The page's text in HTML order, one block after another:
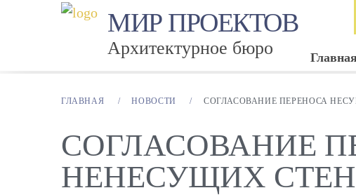
МИР ПРОЕКТОВ
Архитектурное бюро
ГЛАВНАЯ / НОВОСТИ / СОГЛАСОВАНИЕ ПЕРЕНОСА
СОГЛАСОВАНИЕ
НЕНЕСУЩИХ СТЕН